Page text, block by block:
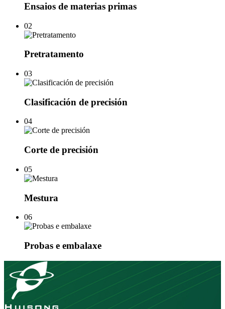
Ensaios de materias primas
02
Pretratamento
03
Clasificación de precisión
04
Corte de precisión
05
Mestura
06
Probas e embalaxe